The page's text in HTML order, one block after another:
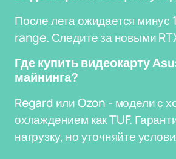
После лета ожидается минус
range. Следите за новыми
Где купить видеокарту
майнинга?
Regard или Ozon - модели с
охлаждением как TUF.
нагрузку, но уточняйте